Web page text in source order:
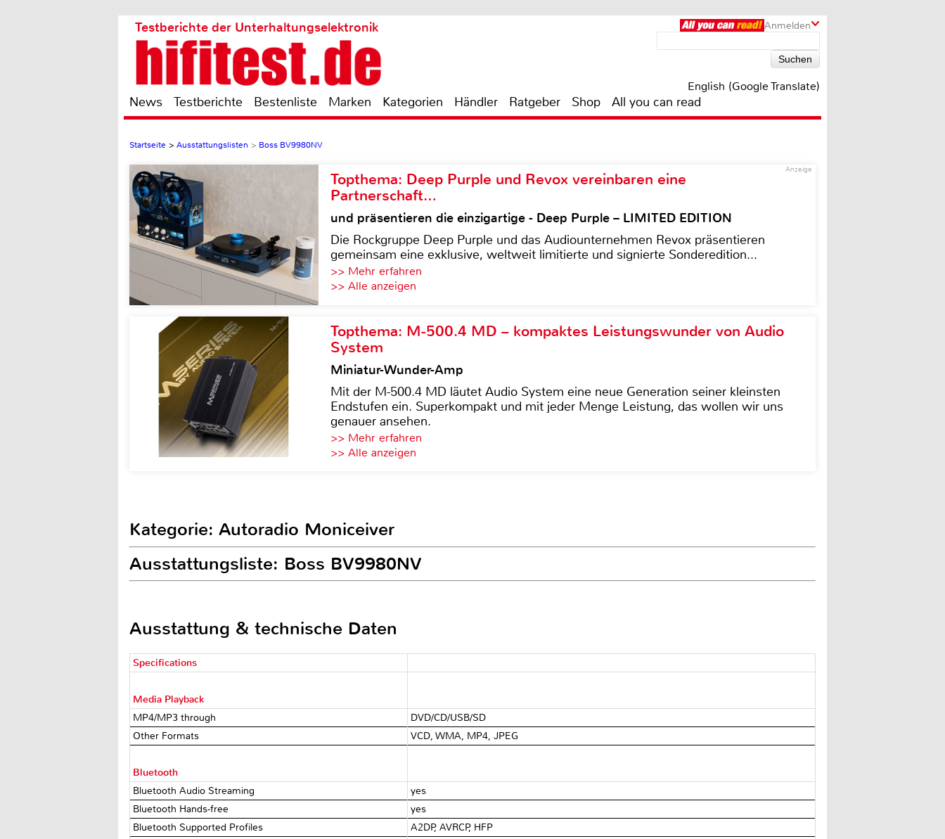
Anmelden
Testberichte der Unterhaltungselektronik
English (Google Translate)
News Testberichte Bestenliste Marken Kategorien Händler Ratgeber Shop All you can read
Startseite > Ausstattungslisten > Boss BV9980NV
Anzeige
Topthema: Deep Purple und Revox vereinbaren eine
Partnerschaft…
und präsentieren die einzigartige - Deep Purple – LIMITED EDITION
Die Rockgruppe Deep Purple und das Audiounternehmen Revox präsentieren
gemeinsam eine exklusive, weltweit limitierte und signierte Sonderedition...
>> Mehr erfahren
>> Alle anzeigen
Topthema: M-500.4 MD – kompaktes Leistungswunder von Audio
System
Miniatur-Wunder-Amp
Mit der M-500.4 MD läutet Audio System eine neue Generation seiner kleinsten
Endstufen ein. Superkompakt und mit jeder Menge Leistung, das wollen wir uns
genauer ansehen.
>> Mehr erfahren
>> Alle anzeigen
Kategorie: Autoradio Moniceiver
Ausstattungsliste: Boss BV9980NV
Ausstattung & technische Daten
Specifications
Media Playback
MP4/MP3 through
DVD/CD/USB/SD
Other Formats
VCD, WMA, MP4, JPEG
Bluetooth
Bluetooth Audio Streaming
yes
Bluetooth Hands-free
yes
Bluetooth Supported Profiles
A2DP, AVRCP, HFP